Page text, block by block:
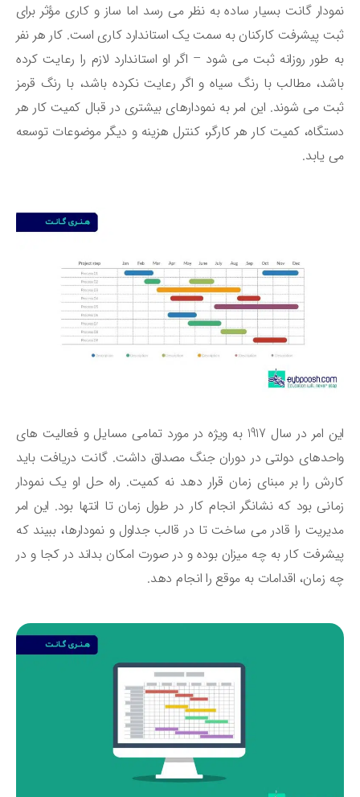
گانت بسیار ساده به نظر می‌ رسد اما ساز و کاری مؤثر برای
پیشرفت کارکنان به سمت یک استاندارد کاری است. کار هر نفر
طور روزانه ثبت می ‌شود – اگر او استاندارد لازم را رعایت کرده
مطالب با رنگ سیاه و اگر رعایت نکرده باشد، با رنگ قرمز
می ‌شوند. این امر به نمودارهای بیشتری در قبال کمیت کار هر
کمیت کار هر کارگر، کنترل هزینه و دیگر موضوعات توسعه
‌یابد.
این امر در سال 1917 به ویژه در مورد تمامی مسایل و فعالیت ‌های
دولتی در دوران جنگ مصداق داشت. گانت دریافت باید
را بر مبنای زمان قرار دهد نه کمیت. راه ‌حل او یک نمودار
بود که نشانگر انجام کار در طول زمان تا انتها بود. این امر
را قادر می ‌ساخت تا در قالب جداول و نمودارها، ببیند که
کار به چه میزان بوده و در صورت امکان بداند در کجا و در
زمان، اقدامات به موقع را انجام دهد.